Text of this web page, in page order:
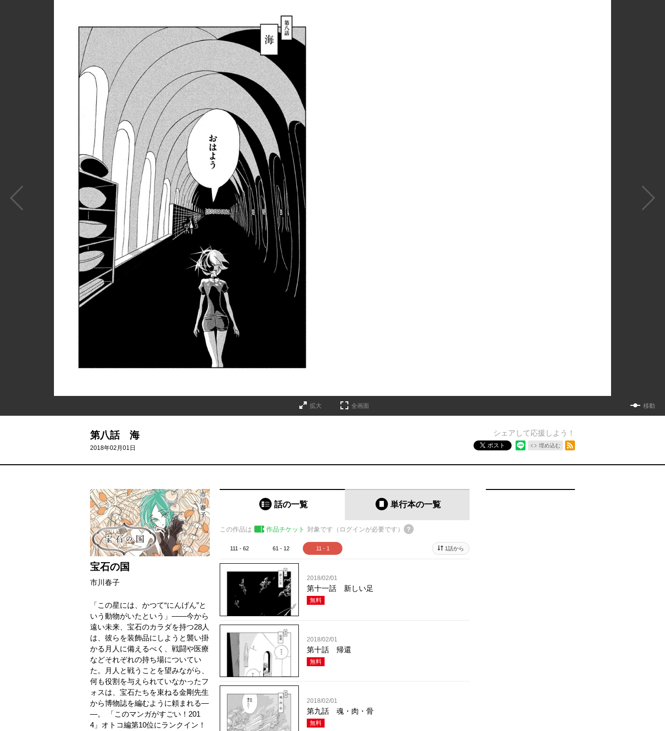
拡大 全画面 移動
第八話 海
2018年02月01日
シェアして応援しよう！
ポスト 埋め込む
宝石の国
市川春子
「この星には、かつて“にんげん”と
いう動物がいたという」――今から
遠い未来、宝石のカラダを持つ28人
は、彼らを装飾品にしようと襲い掛
かる月人に備えるべく、戦闘や医療
などそれぞれの持ち場についてい
た。月人と戦うことを望みながら、
何も役割を与えられていなかったフ
ォスは、宝石たちを束ねる金剛先生
から博物誌を編むように頼まれる―
―。 「このマンガがすごい！201
4」オトコ編第10位にランクイン！
話の一覧 単行本の一覧
この作品は 作品チケット 対象です（ログインが必要です）
111 - 62 61 - 12 11 - 1 1話から
2018/02/01
第十一話 新しい足
無料
2018/02/01
第十話 帰還
無料
2018/02/01
第九話 魂・肉・骨
無料